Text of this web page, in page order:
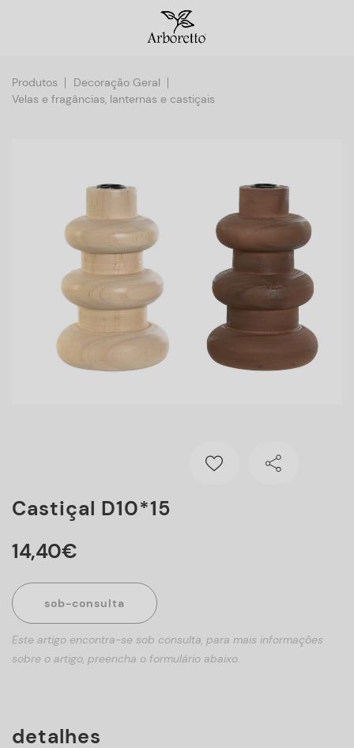
Produtos
Decoração Geral
Velas e fragâncias, lanternas e castiçais
Castiçal D10*15
14,40€
sob-consulta
Este artigo encontra-se sob consulta, para mais informações
sobre o artigo, preencha o formulário abaixo.
detalhes